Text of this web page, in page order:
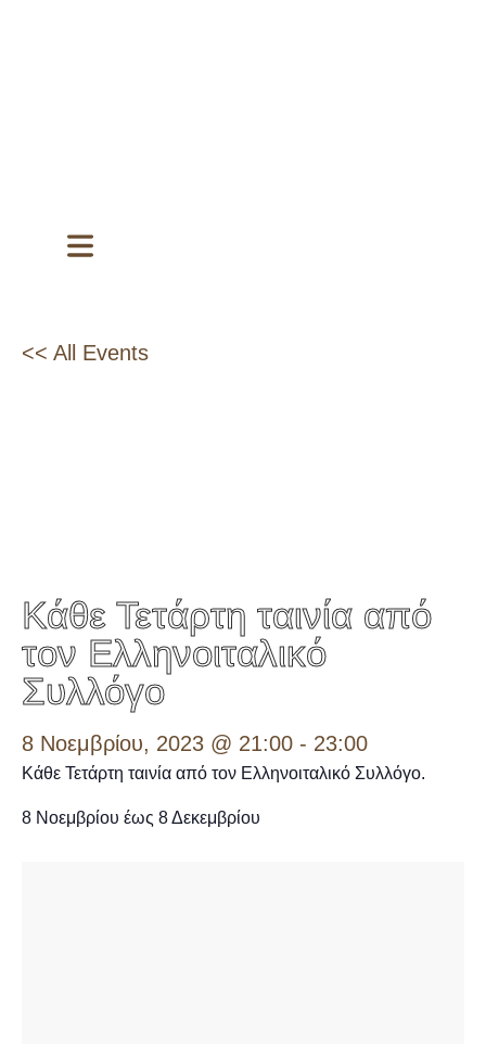
<< All Events
Κάθε Τετάρτη ταινία από
τον Ελληνοιταλικό
Συλλόγο
8 Νοεμβρίου, 2023 @ 21:00 - 23:00
Κάθε Τετάρτη ταινία από τον Ελληνοιταλικό Συλλόγο.
8 Νοεμβρίου έως 8 Δεκεμβρίου